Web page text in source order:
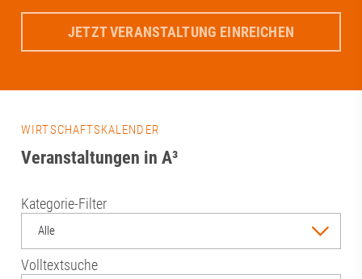
JETZT VERANSTALTUNG EINREICHEN
WIRTSCHAFTSKALENDER
Veranstaltungen in A³
Kategorie-Filter
Alle
Volltextsuche